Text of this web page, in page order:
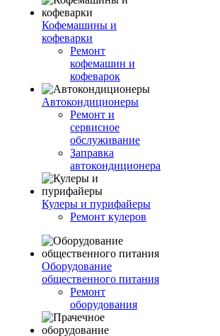
Кофемашины и
кофеварки
Ремонт
кофемашин и
кофеварок
Автокондиционеры
Ремонт и
сервисное
обслуживание
Заправка
автокондиционера
Кулеры и пурифайеры
Ремонт кулеров
Оборудование
общественного питания
Ремонт
оборудования